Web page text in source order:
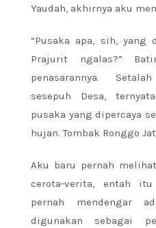
Yaudah, akhirnya aku
“Pusaka apa, sih, yang
Prajurit ngalas?”
penasarannya.
sesepuh Desa,
pusaka yang dipercaya
hujan. Tombak Ronggo
Aku baru pernah
cerota-verita, entah
pernah mendengar
digunakan sebagai